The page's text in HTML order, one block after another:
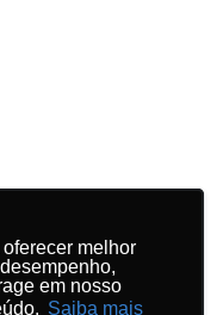
melhor
em nosso
Saiba mais
melhor
em nosso
Saiba mais